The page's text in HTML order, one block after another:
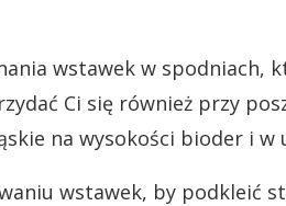
wstawek w spodniach,
Ci się również przy
na wysokości bioder i w
wstawek, by podkleić